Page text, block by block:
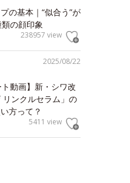
の基本｜“似合う”が
の顔印象
238957 view
2025/08/22
ト動画】新・シワ改
ンクルセラム」の
方って？
5411 view